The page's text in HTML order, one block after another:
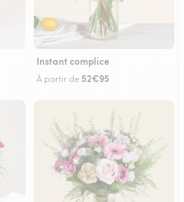
Instant complice
À partir de 52€95